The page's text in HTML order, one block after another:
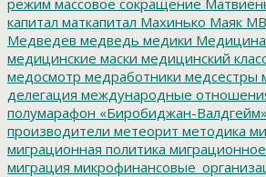
капитал маткапитал Махинько Маяк
Медведев медведь медики Медицина
медицинские маски медицинский
медосмотр медработники медсестры
делегация международные
полумарафон «Биробиджан-Валдгейм»
производители метеорит методика
миграционная политика
миграция